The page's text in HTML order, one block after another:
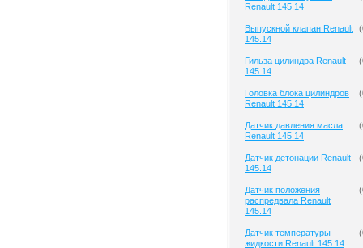
Renault 145.14
Выпускной клапан Renault
145.14
(
Гильза цилиндра Renault
145.14
(
Головка блока цилиндров
Renault 145.14
(
Датчик давления масла
Renault 145.14
(
Датчик детонации Renault
145.14
(
Датчик положения
распредвала Renault
145.14
(
Датчик температуры
жидкости Renault 145.14
(